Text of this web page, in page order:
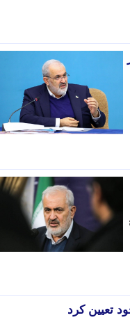
تعیین کرد